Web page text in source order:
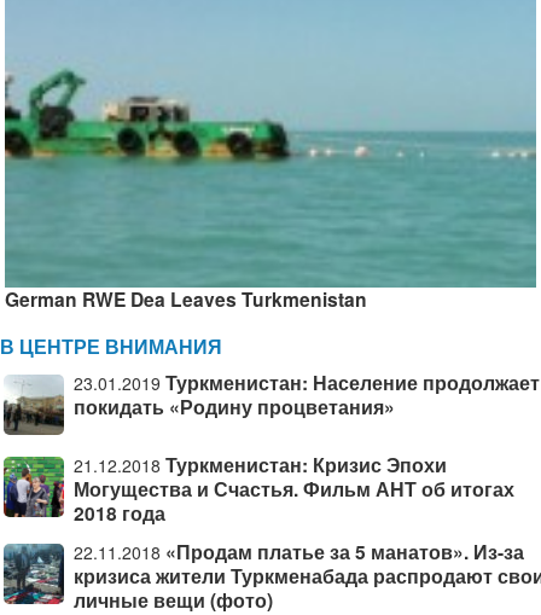
German RWE Dea Leaves Turkmenistan
В ЦЕНТРЕ ВНИМАНИЯ
23.01.2019 Туркменистан: Население продолжает
покидать «Родину процветания»
21.12.2018 Туркменистан: Кризис Эпохи
Могущества и Счастья. Фильм АНТ об итогах
2018 года
22.11.2018 «Продам платье за 5 манатов». Из-за
кризиса жители Туркменабада распродают
личные вещи (фото)